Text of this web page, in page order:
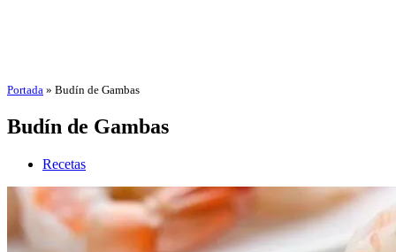
Portada » Budín de Gambas
Budín de Gambas
Recetas